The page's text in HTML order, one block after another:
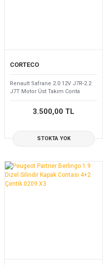
CORTECO
Renault Safrane 2.0 12V J7R-2.2
J7T Motor Üst Takım Conta
7701466819-7700852506
3.500,00 TL
STOKTA YOK